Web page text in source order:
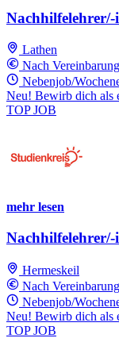
Lathen
Nach Vereinbarung
Nebenjob/
Neu! Bewirb dich als
TOP JOB
mehr lesen
Hermeskeil
Nach Vereinbarung
Nebenjob/
Neu! Bewirb dich als
TOP JOB